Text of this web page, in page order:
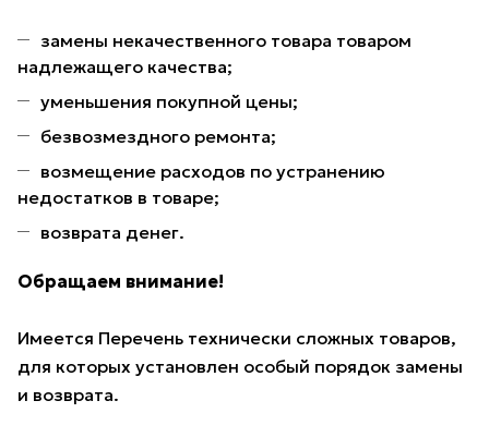
замены некачественного товара товаром
надлежащего качества;
уменьшения покупной цены;
безвозмездного ремонта;
возмещение расходов по устранению
недостатков в товаре;
возврата денег.
Обращаем внимание!
Имеется Перечень технически сложных товаров,
для которых установлен особый порядок замены
и возврата.